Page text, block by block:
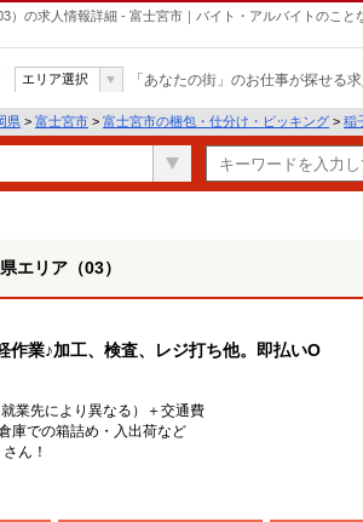
の求人情報詳細 - 富士宮市｜バイト・アルバイトのこと
エリア選択 「あなたの街」のお仕事が探せる
県 > 富士宮市 > 富士宮市の梱包・仕分け・ピッキング > 稲
エリア（03）
作業♪加工、検査、レジ打ち他。即払いO
業先により異なる）＋交通費
庫での箱詰め・入出荷など
ん！